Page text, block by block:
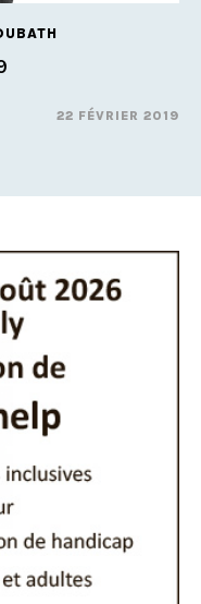
22 FÉVRIER 2019